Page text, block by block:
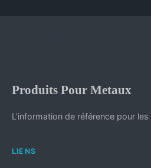
Produits Pour Metaux
L'information de référence pour
LIENS